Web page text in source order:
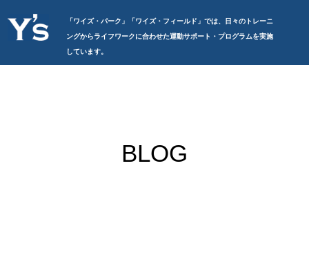
「ワイズ・パーク」「ワイズ・フィールド」では、日々のトレーニ
ングからライフワークに合わせた運動サポート・プログラムを実施
しています。
BLOG